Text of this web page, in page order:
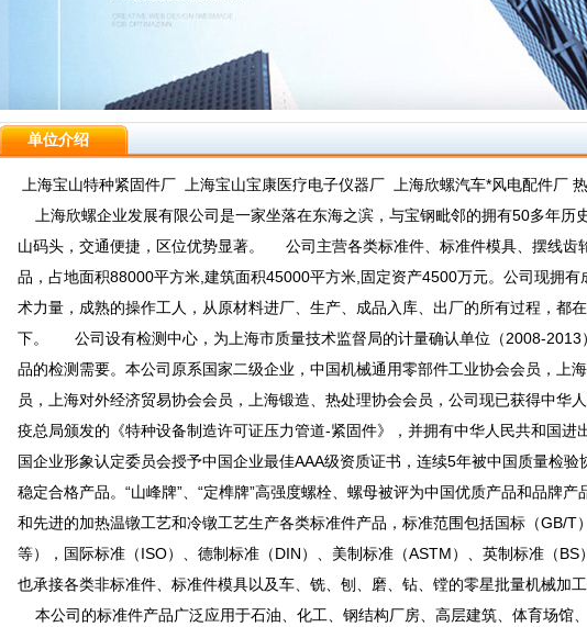
单位介绍
上海宝山特种紧固件厂 上海宝山宝康医疗电子仪器厂 上海欣螺汽车*风电配件厂
上海欣螺企业发展有限公司是一家坐落在东海之滨，与宝钢毗邻的拥有50多年历
山码头，交通便捷，区位优势显著。 公司主营各类标准件、标准件模具、摆线齿
品，占地面积88000平方米,建筑面积45000平方米,固定资产4500万元。公司现拥有
术力量，成熟的操作工人，从原材料进厂、生产、成品入库、出厂的所有过程，都
下。 公司设有检测中心，为上海市质量技术监督局的计量确认单位（2008-2013
品的检测需要。本公司原系国家二级企业，中国机械通用零部件工业协会会员，上
员，上海对外经济贸易协会会员，上海锻造、热处理协会会员，公司现已获得中华
疫总局颁发的《特种设备制造许可证压力管道-紧固件》，并拥有中华人民共和国进
国企业形象认定委员会授予中国企业最佳AAA级资质证书，连续5年被中国质量检验
稳定合格产品。“山峰牌”、“定榫牌”高强度螺栓、螺母被评为中国优质产品和品牌
和先进的加热温镦工艺和冷镦工艺生产各类标准件产品，标准范围包括国标（GB/T
等），国际标准（ISO）、德制标准（DIN）、美制标准（ASTM）、英制标准（BS
也承接各类非标准件、标准件模具以及车、铣、刨、磨、钻、镗的零星批量机
本公司的标准件产品广泛应用于石油、化工、钢结构厂房、高层建筑、体育场馆